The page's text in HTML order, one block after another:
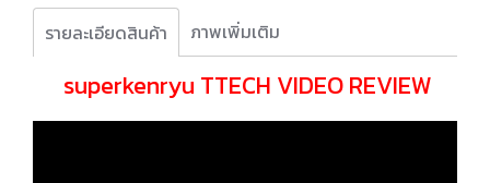
รายละเอียดสินค้า ภาพเพิ่มเติม
superkenryu TTECH VIDEO REVIEW